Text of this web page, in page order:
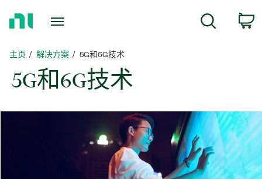
主页 解决方案 5G和6G技术
5G和6G技术